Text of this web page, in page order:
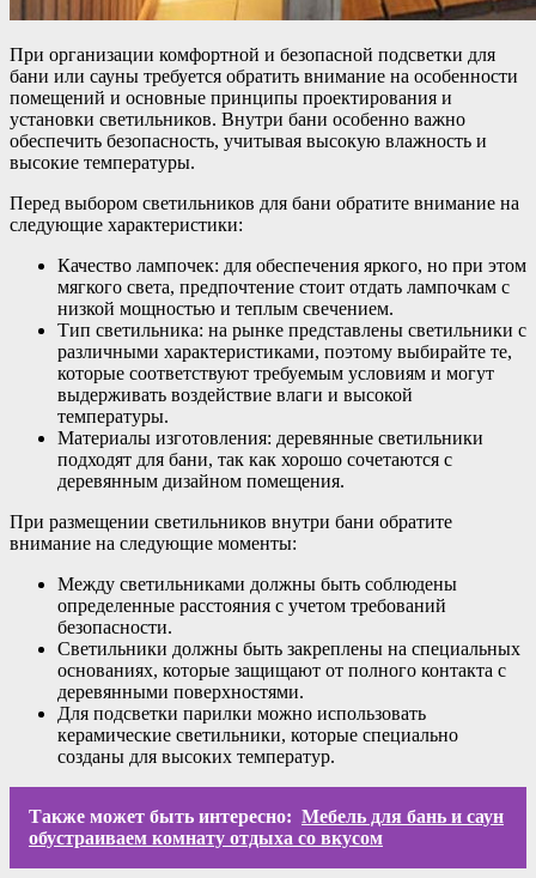
При организации комфортной и безопасной подсветки для
бани или сауны требуется обратить внимание на особенности
помещений и основные принципы проектирования и
установки светильников. Внутри бани особенно важно
обеспечить безопасность, учитывая высокую влажность и
высокие температуры.
Перед выбором светильников для бани обратите внимание на
следующие характеристики:
Качество лампочек: для обеспечения яркого, но при этом
мягкого света, предпочтение стоит отдать лампочкам с
низкой мощностью и теплым свечением.
Тип светильника: на рынке представлены светильники с
различными характеристиками, поэтому выбирайте те,
которые соответствуют требуемым условиям и могут
выдерживать воздействие влаги и высокой
температуры.
Материалы изготовления: деревянные светильники
подходят для бани, так как хорошо сочетаются с
деревянным дизайном помещения.
При размещении светильников внутри бани обратите
внимание на следующие моменты:
Между светильниками должны быть соблюдены
определенные расстояния с учетом требований
безопасности.
Светильники должны быть закреплены на специальных
основаниях, которые защищают от полного контакта с
деревянными поверхностями.
Для подсветки парилки можно использовать
керамические светильники, которые специально
созданы для высоких температур.
Также может быть интересно: Мебель для бань и саун
обустраиваем комнату отдыха со вкусом